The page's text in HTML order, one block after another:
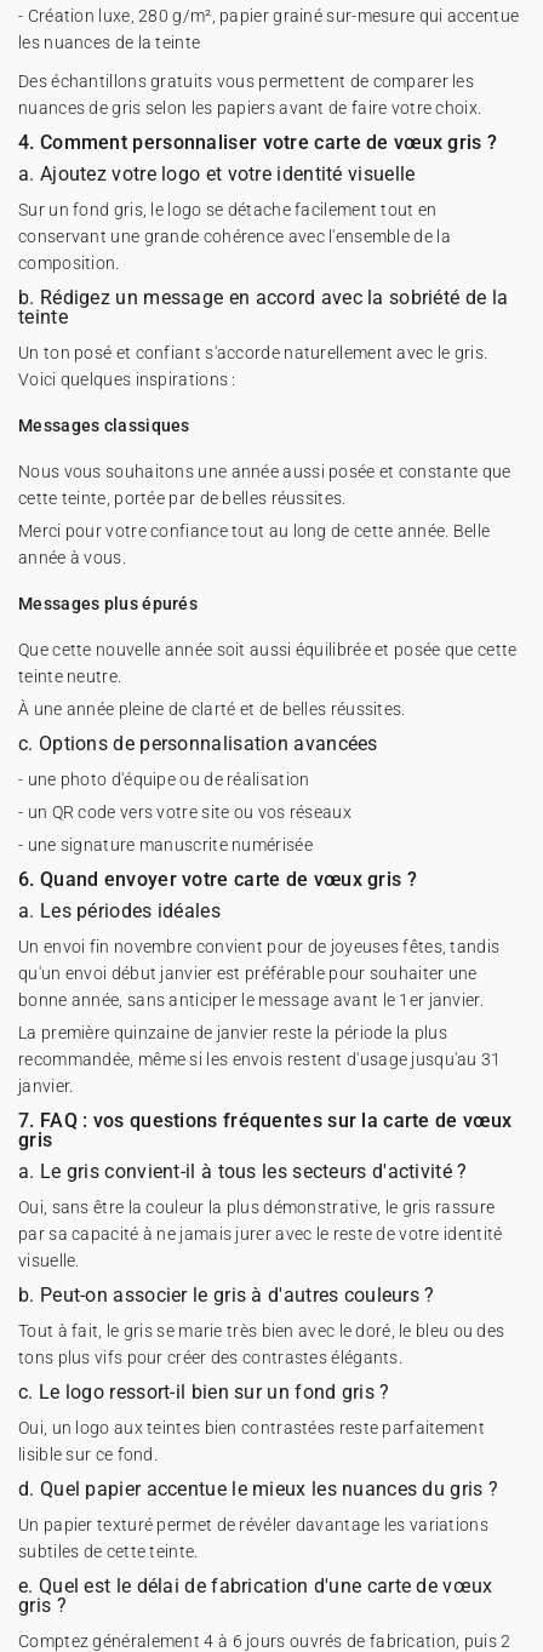
- Création luxe, 280 g/m², papier grainé sur-mesure qui accentue
les nuances de la teinte
Des échantillons gratuits vous permettent de comparer les
nuances de gris selon les papiers avant de faire votre choix.
4. Comment personnaliser votre carte de vœux gris ?
a. Ajoutez votre logo et votre identité visuelle
Sur un fond gris, le logo se détache facilement tout en
conservant une grande cohérence avec l'ensemble de la
composition.
b. Rédigez un message en accord avec la sobriété de la
teinte
Un ton posé et confiant s'accorde naturellement avec le gris.
Voici quelques inspirations :
Messages classiques
Nous vous souhaitons une année aussi posée et constante que
cette teinte, portée par de belles réussites.
Merci pour votre confiance tout au long de cette année. Belle
année à vous.
Messages plus épurés
Que cette nouvelle année soit aussi équilibrée et posée que cette
teinte neutre.
À une année pleine de clarté et de belles réussites.
c. Options de personnalisation avancées
- une photo d'équipe ou de réalisation
- un QR code vers votre site ou vos réseaux
- une signature manuscrite numérisée
6. Quand envoyer votre carte de vœux gris ?
a. Les périodes idéales
Un envoi fin novembre convient pour de joyeuses fêtes, tandis
qu'un envoi début janvier est préférable pour souhaiter une
bonne année, sans anticiper le message avant le 1er janvier.
La première quinzaine de janvier reste la période la plus
recommandée, même si les envois restent d'usage jusqu'au 31
janvier.
7. FAQ : vos questions fréquentes sur la carte de vœux
gris
a. Le gris convient-il à tous les secteurs d'activité ?
Oui, sans être la couleur la plus démonstrative, le gris rassure
par sa capacité à ne jamais jurer avec le reste de votre identité
visuelle.
b. Peut-on associer le gris à d'autres couleurs ?
Tout à fait, le gris se marie très bien avec le doré, le bleu ou des
tons plus vifs pour créer des contrastes élégants.
c. Le logo ressort-il bien sur un fond gris ?
Oui, un logo aux teintes bien contrastées reste parfaitement
lisible sur ce fond.
d. Quel papier accentue le mieux les nuances du gris ?
Un papier texturé permet de révéler davantage les variations
subtiles de cette teinte.
e. Quel est le délai de fabrication d'une carte de vœux
gris ?
Comptez généralement 4 à 6 jours ouvrés de fabrication, puis 2